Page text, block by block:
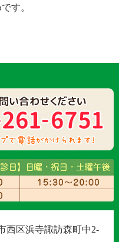
す。
西区浜寺諏訪森町中2-